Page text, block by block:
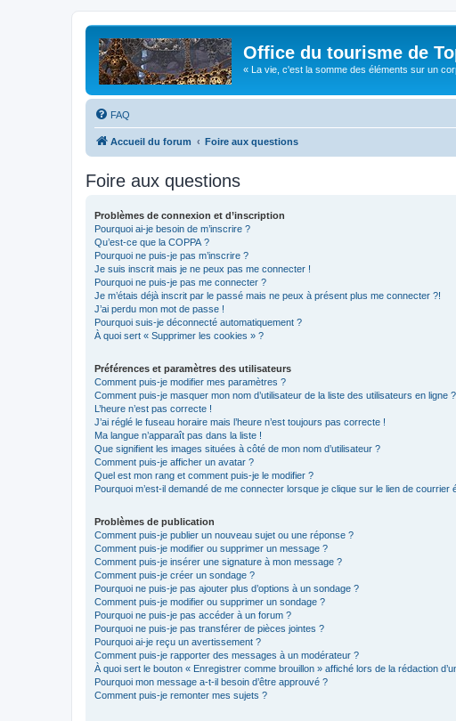
Office du tourisme de
« La vie, c'est la somme des éléments sur un
FAQ
Accueil du forum Foire aux questions
Foire aux questions
Problèmes de connexion et d’inscription
Pourquoi ai-je besoin de m’inscrire ?
Qu’est-ce que la COPPA ?
Pourquoi ne puis-je pas m’inscrire ?
Je suis inscrit mais je ne peux pas me connecter !
Pourquoi ne puis-je pas me connecter ?
Je m’étais déjà inscrit par le passé mais ne peux à présent plus me connecter ?!
J’ai perdu mon mot de passe !
Pourquoi suis-je déconnecté automatiquement ?
À quoi sert « Supprimer les cookies » ?
Préférences et paramètres des utilisateurs
Comment puis-je modifier mes paramètres ?
Comment puis-je masquer mon nom d’utilisateur de la liste des utilisateurs en ligne ?
L’heure n’est pas correcte !
J’ai réglé le fuseau horaire mais l’heure n’est toujours pas correcte !
Ma langue n’apparaît pas dans la liste !
Que signifient les images situées à côté de mon nom d’utilisateur ?
Comment puis-je afficher un avatar ?
Quel est mon rang et comment puis-je le modifier ?
Pourquoi m’est-il demandé de me connecter lorsque je clique sur le lien de courrier
Problèmes de publication
Comment puis-je publier un nouveau sujet ou une réponse ?
Comment puis-je modifier ou supprimer un message ?
Comment puis-je insérer une signature à mon message ?
Comment puis-je créer un sondage ?
Pourquoi ne puis-je pas ajouter plus d’options à un sondage ?
Comment puis-je modifier ou supprimer un sondage ?
Pourquoi ne puis-je pas accéder à un forum ?
Pourquoi ne puis-je pas transférer de pièces jointes ?
Pourquoi ai-je reçu un avertissement ?
Comment puis-je rapporter des messages à un modérateur ?
À quoi sert le bouton « Enregistrer comme brouillon » affiché lors de la rédaction
Pourquoi mon message a-t-il besoin d’être approuvé ?
Comment puis-je remonter mes sujets ?